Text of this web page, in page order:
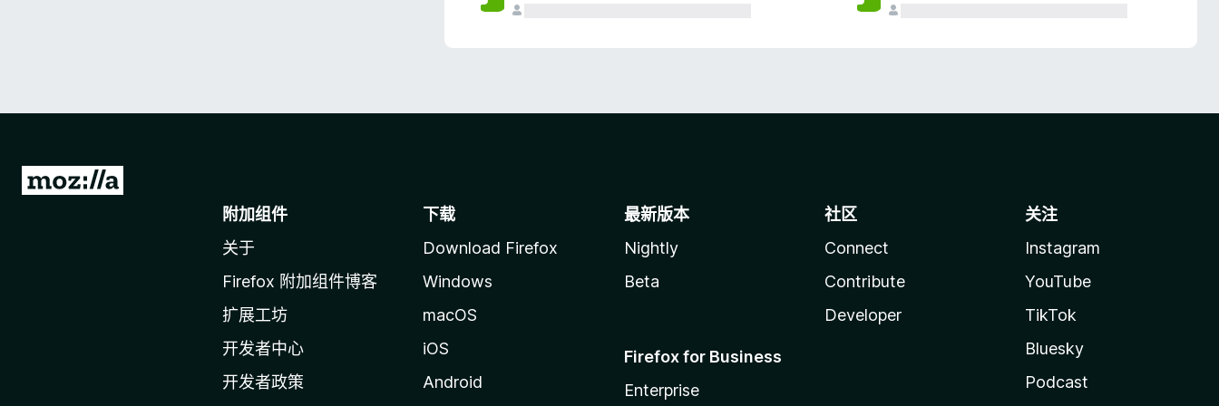
转
附加组件
关于
Firefox 附加组件博客
扩展工坊
开发者中心
开发者政策
下载
Download Firefox
Windows
macOS
iOS
Android
最新版本
Nightly
Beta
Firefox for Business
Enterprise
社区
Connect
Contribute
Developer
关注
Instagram
YouTube
TikTok
Bluesky
Podcast